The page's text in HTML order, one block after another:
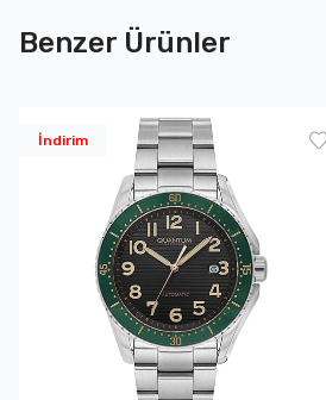
Benzer Ürünler
İndirim